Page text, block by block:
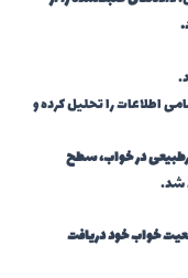
اطلاعات را تحلیل کرده و
در خواب، سطح
شد.
خواب خود دریافت